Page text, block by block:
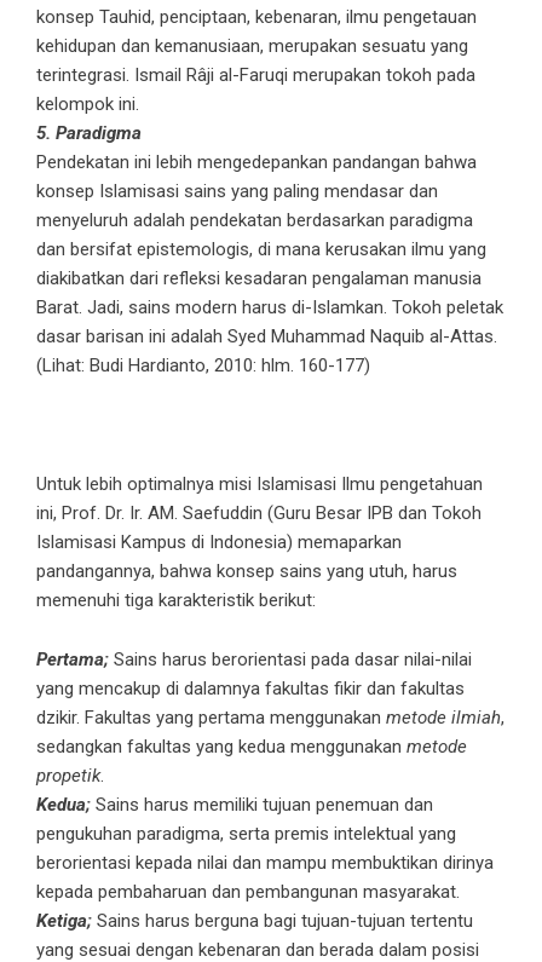
konsep Tauhid, penciptaan, kebenaran, ilmu pengetauan
kehidupan dan kemanusiaan, merupakan sesuatu yang
terintegrasi. Ismail Râji al-Faruqi merupakan tokoh pada
kelompok ini.
5. Paradigma
Pendekatan ini lebih mengedepankan pandangan bahwa
konsep Islamisasi sains yang paling mendasar dan
menyeluruh adalah pendekatan berdasarkan paradigma
dan bersifat epistemologis, di mana kerusakan ilmu yang
diakibatkan dari refleksi kesadaran pengalaman manusia
Barat. Jadi, sains modern harus di-Islamkan. Tokoh peletak
dasar barisan ini adalah Syed Muhammad Naquib al-Attas.
(Lihat: Budi Hardianto, 2010: hlm. 160-177)
Untuk lebih optimalnya misi Islamisasi Ilmu pengetahuan
ini, Prof. Dr. Ir. AM. Saefuddin (Guru Besar IPB dan Tokoh
Islamisasi Kampus di Indonesia) memaparkan
pandangannya, bahwa konsep sains yang utuh, harus
memenuhi tiga karakteristik berikut:
Pertama; Sains harus berorientasi pada dasar nilai-nilai
yang mencakup di dalamnya fakultas fikir dan fakultas
dzikir. Fakultas yang pertama menggunakan metode ilmiah,
sedangkan fakultas yang kedua menggunakan metode
propetik.
Kedua; Sains harus memiliki tujuan penemuan dan
pengukuhan paradigma, serta premis intelektual yang
berorientasi kepada nilai dan mampu membuktikan dirinya
kepada pembaharuan dan pembangunan masyarakat.
Ketiga; Sains harus berguna bagi tujuan-tujuan tertentu
yang sesuai dengan kebenaran dan berada dalam posisi